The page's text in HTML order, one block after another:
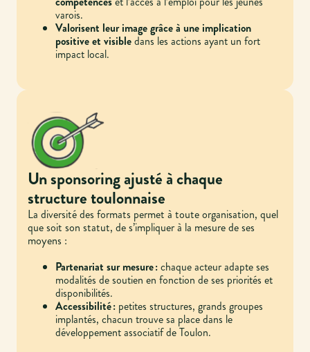
varois.
Valorisent leur image grâce à une implication
positive et visibledans les actions ayant un fort
impact local.
Un sponsoring ajusté à chaque
structure toulonnaise
La diversité des formats permet à toute organisation, quel
que soit son statut, de s’impliquer à la mesure de ses
moyens :
Partenariat sur mesure :chaque acteur adapte ses
modalités de soutien en fonction de ses priorités et
disponibilités.
Accessibilité : petites structures, grands groupes
implantés, chacun trouve sa place dans le
développement associatif de Toulon.